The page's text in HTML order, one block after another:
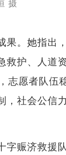
。她指出
救护、人道
志愿者队伍
，社会公信
赈济救援队